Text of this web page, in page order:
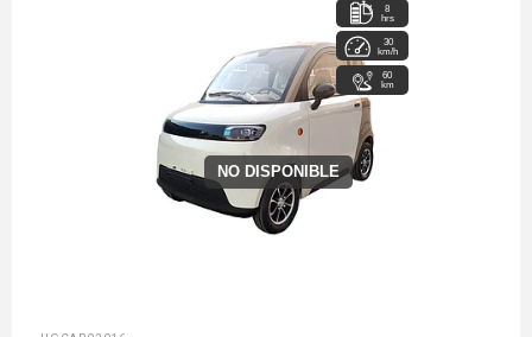
NO DISPONIBLE
8
hrs
30
km/h
60
km